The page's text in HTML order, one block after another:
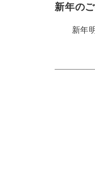
新年の
新年明